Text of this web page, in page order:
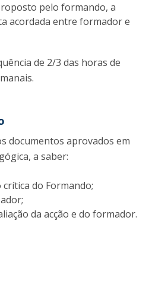
pelo formando, a
acordada entre formador e
de 2/3 das horas de
documentos aprovados em
a saber:
do Formando;
da acção e do formador.